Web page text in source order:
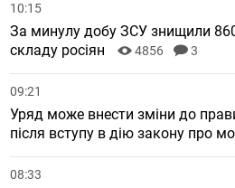
10:15
За минулу добу ЗСУ знищили
складу росіян
4856 3
09:21
Уряд може внести зміни до
після вступу в дію закону про
08:33